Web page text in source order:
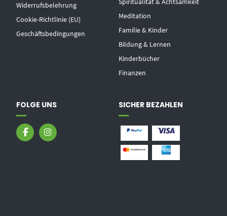
Widerrufsbelehrung
Cookie-Richtlinie (EU)
Geschäftsbedingungen
Meditation
Familie & Kinder
Bildung & Lernen
Kinderbücher
Finanzen
FOLGE UNS SICHER BEZAHLEN